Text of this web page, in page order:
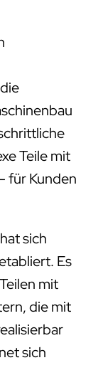
Teile mit
für Kunden
sich
Es
mit
die mit
sich